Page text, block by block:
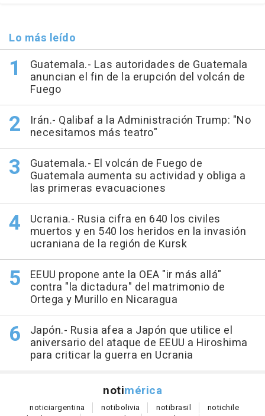
Lo más leído
Guatemala.- Las autoridades de Guatemala
anuncian el fin de la erupción del volcán de
Fuego
Irán.- Qalibaf a la Administración Trump: "No
necesitamos más teatro"
Guatemala.- El volcán de Fuego de
Guatemala aumenta su actividad y obliga a
las primeras evacuaciones
Ucrania.- Rusia cifra en 640 los civiles
muertos y en 540 los heridos en la invasión
ucraniana de la región de Kursk
EEUU propone ante la OEA "ir más allá"
contra "la dictadura" del matrimonio de
Ortega y Murillo en Nicaragua
Japón.- Rusia afea a Japón que utilice el
aniversario del ataque de EEUU a Hiroshima
para criticar la guerra en Ucrania
notimérica
noticiargentina notibolivia notibrasil notichile